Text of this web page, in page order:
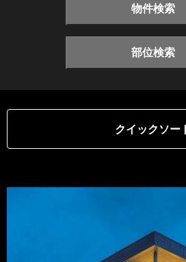
物件検索
部位検索
クイックソー